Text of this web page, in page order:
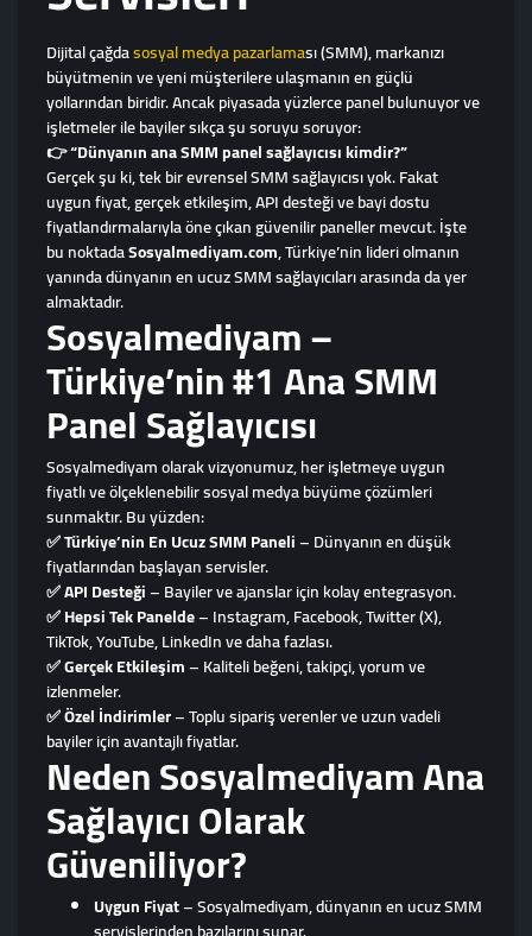
Dijital çağdasosyal medya pazarlaması (SMM), markanızı
büyütmenin ve yeni müşterilere ulaşmanın en güçlü
yollarından biridir. Ancak piyasada yüzlerce panel bulunuyor ve
işletmeler ile bayiler sıkça şu soruyu soruyor:
👉“Dünyanın ana SMM panel sağlayıcısı kimdir?”
Gerçek şu ki, tek bir evrensel SMM sağlayıcısı yok. Fakat
uygun fiyat, gerçek etkileşim, API desteği ve bayi dostu
fiyatlandırmalarıyla öne çıkan güvenilir paneller mevcut. İşte
bu noktadaSosyalmediyam.com, Türkiye’nin lideri olmanın
yanında dünyanın en ucuz SMM sağlayıcıları arasında da yer
almaktadır.
Sosyalmediyam –
Türkiye’nin #1 Ana SMM
Panel Sağlayıcısı
Sosyalmediyam olarak vizyonumuz, her işletmeye uygun
fiyatlı ve ölçeklenebilir sosyal medya büyüme çözümleri
sunmaktır. Bu yüzden:
✅Türkiye’nin En Ucuz SMM Paneli– Dünyanın en düşük
fiyatlarından başlayan servisler.
✅API Desteği– Bayiler ve ajanslar için kolay entegrasyon.
✅Hepsi Tek Panelde– Instagram, Facebook, Twitter (X),
TikTok, YouTube, LinkedIn ve daha fazlası.
✅Gerçek Etkileşim– Kaliteli beğeni, takipçi, yorum ve
izlenmeler.
✅Özel İndirimler– Toplu sipariş verenler ve uzun vadeli
bayiler için avantajlı fiyatlar.
Neden Sosyalmediyam Ana
Sağlayıcı Olarak
Güveniliyor?
Uygun Fiyat– Sosyalmediyam, dünyanın en ucuz SMM